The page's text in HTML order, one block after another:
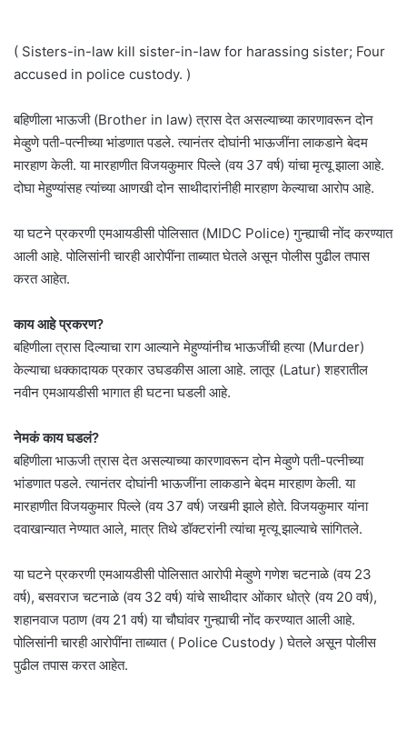
( Sisters-in-law kill sister-in-law for harassing sister; Four
accused in police custody. )
बहिणीला भाऊजी (Brother in law) त्रास देत असल्याच्या कारणावरून दोन
मेव्हुणे पती-पत्नीच्या भांडणात पडले. त्यानंतर दोघांनी भाऊजींना लाकडाने बेदम
मारहाण केली. या मारहाणीत विजयकुमार पिल्ले (वय 37 वर्ष) यांचा मृत्यू झाला आहे.
दोघा मेहुण्यांसह त्यांच्या आणखी दोन साथीदारांनीही मारहाण केल्याचा आरोप आहे.
या घटने प्रकरणी एमआयडीसी पोलिसात (MIDC Police) गुन्ह्याची नोंद करण्यात
आली आहे. पोलिसांनी चारही आरोपींना ताब्यात घेतले असून पोलीस पुढील तपास
करत आहेत.
काय आहे प्रकरण?
बहिणीला त्रास दिल्याचा राग आल्याने मेहुण्यांनीच भाऊजींची हत्या (Murder)
केल्याचा धक्कादायक प्रकार उघडकीस आला आहे. लातूर (Latur) शहरातील
नवीन एमआयडीसी भागात ही घटना घडली आहे.
नेमकं काय घडलं?
बहिणीला भाऊजी त्रास देत असल्याच्या कारणावरून दोन मेव्हुणे पती-पत्नीच्या
भांडणात पडले. त्यानंतर दोघांनी भाऊजींना लाकडाने बेदम मारहाण केली. या
मारहाणीत विजयकुमार पिल्ले (वय 37 वर्ष) जखमी झाले होते. विजयकुमार यांना
दवाखान्यात नेण्यात आले, मात्र तिथे डॉक्टरांनी त्यांचा मृत्यू झाल्याचे सांगितले.
या घटने प्रकरणी एमआयडीसी पोलिसात आरोपी मेव्हुणे गणेश चटनाळे (वय 23
वर्ष), बसवराज चटनाळे (वय 32 वर्ष) यांचे साथीदार ओंकार धोत्रे (वय 20 वर्ष),
शहानवाज पठाण (वय 21 वर्ष) या चौघांवर गुन्ह्याची नोंद करण्यात आली आहे.
पोलिसांनी चारही आरोपींना ताब्यात ( Police Custody ) घेतले असून पोलीस
पुढील तपास करत आहेत.